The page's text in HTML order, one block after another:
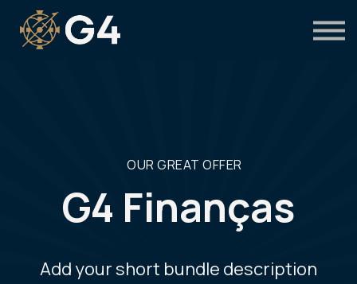
OUR GREAT OFFER
G4 Finanças
Add your short bundle description